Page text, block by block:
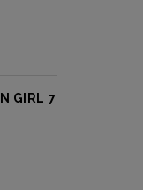
GIRL 7